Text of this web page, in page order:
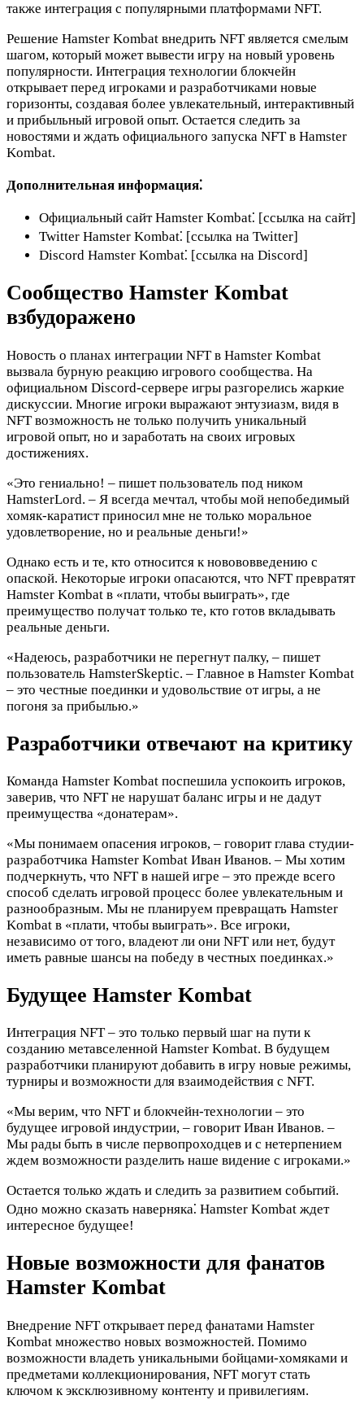
также интеграция с популярными платформами NFT.
Решение Hamster Kombat внедрить NFT является смелым
шагом, который может вывести игру на новый уровень
популярности. Интеграция технологии блокчейн
открывает перед игроками и разработчиками новые
горизонты, создавая более увлекательный, интерактивный
и прибыльный игровой опыт. Остается следить за
новостями и ждать официального запуска NFT в Hamster
Kombat.
Дополнительная информация⁚
Официальный сайт Hamster Kombat⁚ [ссылка на сайт]
Twitter Hamster Kombat⁚ [ссылка на Twitter]
Discord Hamster Kombat⁚ [ссылка на Discord]
Сообщество Hamster Kombat
взбудоражено
Новость о планах интеграции NFT в Hamster Kombat
вызвала бурную реакцию игрового сообщества. На
официальном Discord-сервере игры разгорелись жаркие
дискуссии. Многие игроки выражают энтузиазм, видя в
NFT возможность не только получить уникальный
игровой опыт, но и заработать на своих игровых
достижениях.
«Это гениально! – пишет пользователь под ником
HamsterLord. – Я всегда мечтал, чтобы мой непобедимый
хомяк-каратист приносил мне не только моральное
удовлетворение, но и реальные деньги!»
Однако есть и те, кто относится к новововведению с
опаской. Некоторые игроки опасаются, что NFT превратят
Hamster Kombat в «плати, чтобы выиграть», где
преимущество получат только те, кто готов вкладывать
реальные деньги.
«Надеюсь, разработчики не перегнут палку, – пишет
пользователь HamsterSkeptic. – Главное в Hamster Kombat
– это честные поединки и удовольствие от игры, а не
погоня за прибылью.»
Разработчики отвечают на критику
Команда Hamster Kombat поспешила успокоить игроков,
заверив, что NFT не нарушат баланс игры и не дадут
преимущества «донатерам».
«Мы понимаем опасения игроков, – говорит глава студии-
разработчика Hamster Kombat Иван Иванов. – Мы хотим
подчеркнуть, что NFT в нашей игре – это прежде всего
способ сделать игровой процесс более увлекательным и
разнообразным. Мы не планируем превращать Hamster
Kombat в «плати, чтобы выиграть». Все игроки,
независимо от того, владеют ли они NFT или нет, будут
иметь равные шансы на победу в честных поединках.»
Будущее Hamster Kombat
Интеграция NFT – это только первый шаг на пути к
созданию метавселенной Hamster Kombat. В будущем
разработчики планируют добавить в игру новые режимы,
турниры и возможности для взаимодействия с NFT.
«Мы верим, что NFT и блокчейн-технологии – это
будущее игровой индустрии, – говорит Иван Иванов. –
Мы рады быть в числе первопроходцев и с нетерпением
ждем возможности разделить наше видение с игроками.»
Остается только ждать и следить за развитием событий.
Одно можно сказать наверняка⁚ Hamster Kombat ждет
интересное будущее!
Новые возможности для фанатов
Hamster Kombat
Внедрение NFT открывает перед фанатами Hamster
Kombat множество новых возможностей. Помимо
возможности владеть уникальными бойцами-хомяками и
предметами коллекционирования, NFT могут стать
ключом к эксклюзивному контенту и привилегиям.